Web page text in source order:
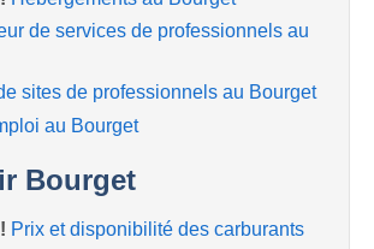
de services de professionnels au
sites de professionnels au Bourget
au Bourget
Bourget
Prix et disponibilité des carburants